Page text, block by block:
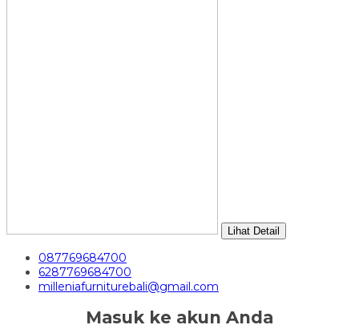
Lihat Detail
087769684700
6287769684700
milleniafurniturebali@gmail.com
Masuk ke akun Anda